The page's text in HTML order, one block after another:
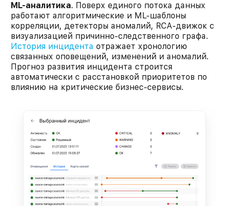
ML-аналитика. Поверх единого потока данных
работают алгоритмические и ML-шаблоны
корреляции, детекторы аномалий, RCA-движок с
визуализацией причинно-следственного графа.
История инцидента отражает хронологию
связанных оповещений, изменений и аномалий.
Прогноз развития инцидента строится
автоматически с расстановкой приоритетов по
влиянию на критические бизнес-сервисы.